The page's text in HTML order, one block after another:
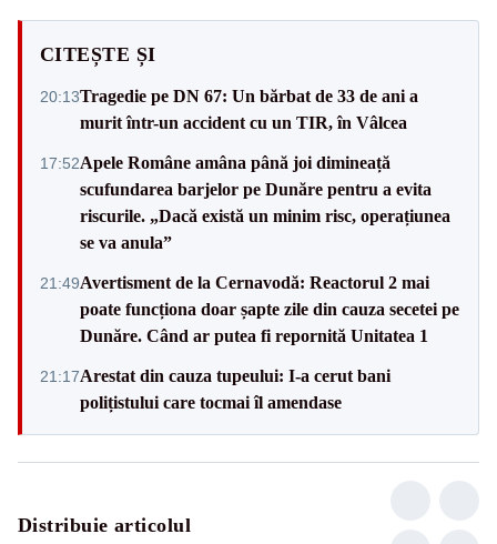
CITEȘTE ȘI
20:13Tragedie pe DN 67: Un bărbat de 33 de ani a
murit într-un accident cu un TIR, în Vâlcea
17:52Apele Române amâna până joi dimineață
scufundarea barjelor pe Dunăre pentru a evita
riscurile. „Dacă există un minim risc, operațiunea
se va anula”
21:49Avertisment de la Cernavodă: Reactorul 2 mai
poate funcționa doar șapte zile din cauza secetei pe
Dunăre. Când ar putea fi repornită Unitatea 1
21:17Arestat din cauza tupeului: I-a cerut bani
polițistului care tocmai îl amendase
Distribuie articolul